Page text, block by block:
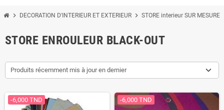
chevron_right DECORATION D'INTERIEUR ET EXTERIEUR chevron_right STORE interieur SUR MESURE
STORE ENROULEUR BLACK-OUT
Produits récemment mis à jour en dernier
-6,000 TND -6,000 TND